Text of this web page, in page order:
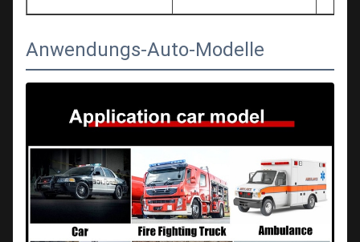
Anwendungs-Auto-Modelle